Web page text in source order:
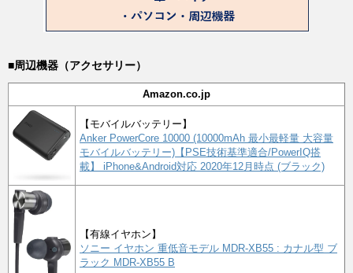
■周辺機器（アクセサリー）
Amazon.co.jp
【モバイルバッテリー】
Anker PowerCore 10000 (10000mAh 最小最軽量 大容量
モバイルバッテリー)【PSE技術基準適合/PowerIQ搭
載】 iPhone&Android対応 2020年12月時点 (ブラック)
【有線イヤホン】
ソニー イヤホン 重低音モデル MDR-XB55 : カナル型 ブ
ラック MDR-XB55 B